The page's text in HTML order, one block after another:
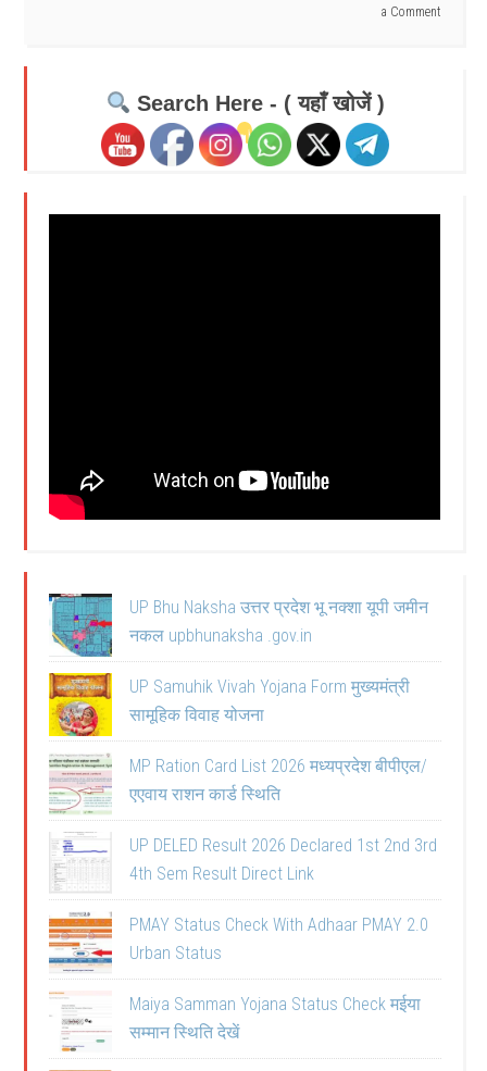
a Comment
Search Here - ( यहाँ खोजें )
UP Bhu Naksha उत्तर प्रदेश भू नक्शा यूपी जमीन
नकल upbhunaksha .gov.in
UP Samuhik Vivah Yojana Form मुख्यमंत्री
सामूहिक विवाह योजना
MP Ration Card List 2026 मध्यप्रदेश बीपीएल/
एएवाय राशन कार्ड स्थिति
UP DELED Result 2026 Declared 1st 2nd 3rd
4th Sem Result Direct Link
PMAY Status Check With Adhaar PMAY 2.0
Urban Status
Maiya Samman Yojana Status Check मईया
सम्मान स्थिति देखें